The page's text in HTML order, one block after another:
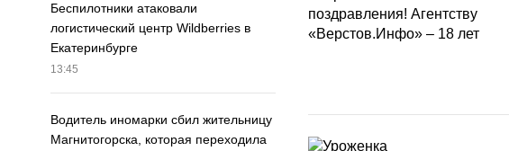
Беспилотники атаковали
логистический центр Wildberries в
Екатеринбурге
13:45
Водитель иномарки сбил жительницу
Магнитогорска, которая переходила